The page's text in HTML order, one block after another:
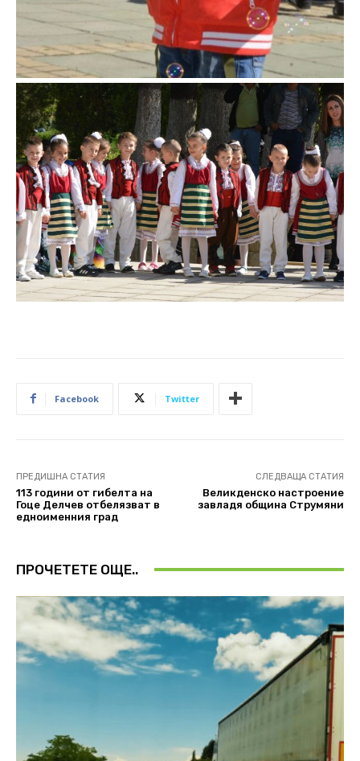
Facebook Twitter
ПРЕДИШНА СТАТИЯ
113 години от гибелта на
Гоце Делчев отбелязват в
едноименния град
СЛЕДВАЩА СТАТИЯ
Великденско настроение
завладя oбщина Струмяни
ПРОЧЕТЕТЕ ОЩЕ..